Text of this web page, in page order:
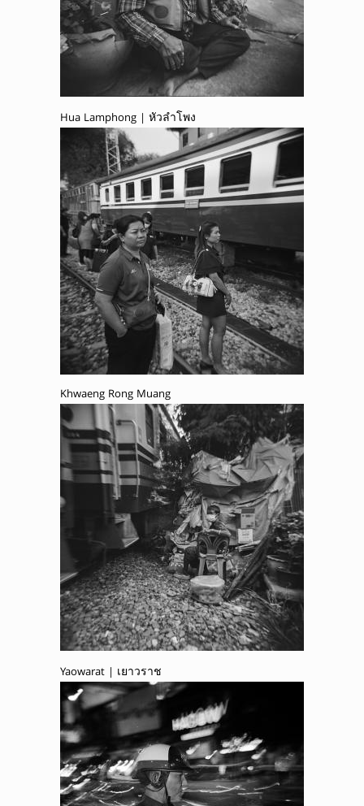
Hua Lamphong | หัวลำโพง
Khwaeng Rong Muang
Yaowarat | เยาวราช